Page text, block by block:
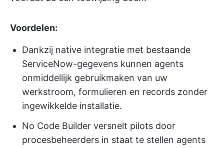
Voordelen:
Dankzij native integratie met bestaande
ServiceNow-gegevens kunnen agents
onmiddellijk gebruikmaken van uw
werkstroom, formulieren en records zonder
ingewikkelde installatie.
No Code Builder versnelt pilots door
procesbeheerders in staat te stellen agents